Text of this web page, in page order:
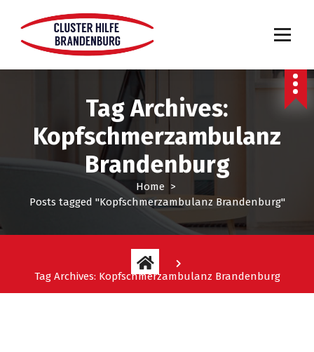
Tag Archives:
Kopfschmerzambulanz
Brandenburg
Home>
Posts tagged "Kopfschmerzambulanz Brandenburg"
Tag Archives: Kopfschmerzambulanz Brandenburg